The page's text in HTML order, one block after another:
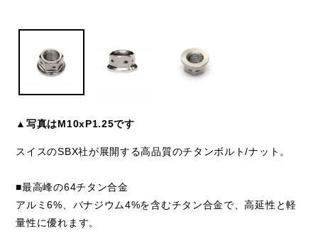
▲写真はM10xP1.25です
スイスのSBX社が展開する高品質のチタンボルト/ナット。
■最高峰の64チタン合金
アルミ6%、バナジウム4%を含むチタン合金で、高延性と軽
量性に優れます。